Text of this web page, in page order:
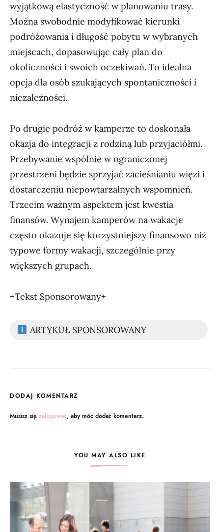
wyjątkową elastyczność w planowaniu trasy.
Można swobodnie modyfikować kierunki
podróżowania i długość pobytu w wybranych
miejscach, dopasowując cały plan do
okoliczności i swoich oczekiwań. To idealna
opcja dla osób szukających spontaniczności i
niezależności.
Po drugie podróż w kamperze to doskonała
okazja do integracji z rodziną lub przyjaciółmi.
Przebywanie wspólnie w ograniczonej
przestrzeni będzie sprzyjać zacieśnianiu więzi i
dostarczeniu niepowtarzalnych wspomnień.
Trzecim ważnym aspektem jest kwestia
finansów. Wynajem kamperów na wakacje
często okazuje się korzystniejszy finansowo niż
typowe formy wakacji, szczególnie przy
większych grupach.
+Tekst Sponsorowany+
ARTYKUŁ SPONSOROWANY
DODAJ KOMENTARZ
Musisz się zalogować, aby móc dodać komentarz.
YOU MAY ALSO LIKE